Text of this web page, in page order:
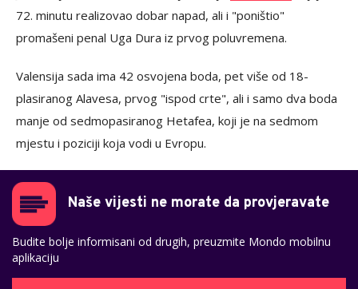
72. minutu realizovao dobar napad, ali i "poništio"
promašeni penal Uga Dura iz prvog poluvremena.
Valensija sada ima 42 osvojena boda, pet više od 18-
plasiranog Alavesa, prvog "ispod crte", ali i samo dva boda
manje od sedmopasiranog Hetafea, koji je na sedmom
mjestu i poziciji koja vodi u Evropu.
Naše vijesti ne morate da provjeravate
Budite bolje informisani od drugih, preuzmite Mondo mobilnu
aplikaciju